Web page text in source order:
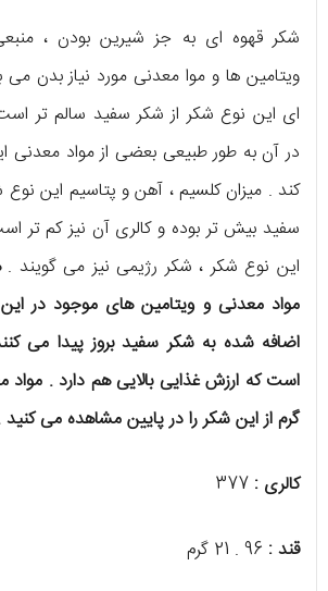
شکر قهوه ای به جز شیرین بودن ،
ویتامین ها و موا معدنی مورد نیاز بدن می
ای این نوع شکر از شکر سفید سالم تر
در آن به طور طبیعی بعضی از مواد
کند . میزان کلسیم ، آهن و پتاسیم این
سفید بیش تر بوده و کالری آن نیز کم تر
این نوع شکر ، شکر رژیمی نیز می گویند .
مواد معدنی و ویتامین های موجود در
اضافه شده به شکر سفید بروز پیدا می
گرم از این شکر را در پایین مشاهده می کنید
کالری :
قند :